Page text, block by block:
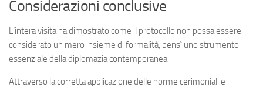
Considerazioni conclusive
L’intera visita ha dimostrato come il protocollo non possa essere
considerato un mero insieme di formalità, bensì uno strumento
essenziale della diplomazia contemporanea.
Attraverso la corretta applicazione delle norme cerimoniali e